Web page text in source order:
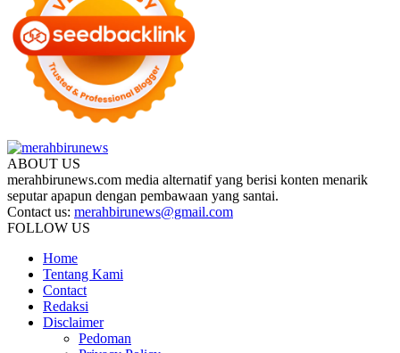
ABOUT US
merahbirunews.com media alternatif yang berisi konten menarik
seputar apapun dengan pembawaan yang santai.
Contact us: merahbirunews@gmail.com
FOLLOW US
Home
Tentang Kami
Contact
Redaksi
Disclaimer
Pedoman